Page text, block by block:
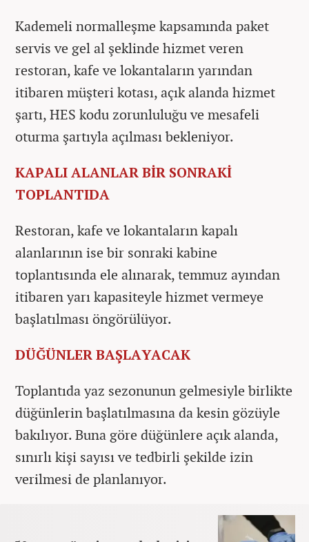
Kademeli normalleşme kapsamında paket
servis ve gel al şeklinde hizmet veren
restoran, kafe ve lokantaların yarından
itibaren müşteri kotası, açık alanda hizmet
şartı, HES kodu zorunluluğu ve mesafeli
oturma şartıyla açılması bekleniyor.
KAPALI ALANLAR BİR SONRAKİ
TOPLANTIDA
Restoran, kafe ve lokantaların kapalı
alanlarının ise bir sonraki kabine
toplantısında ele alınarak, temmuz ayından
itibaren yarı kapasiteyle hizmet vermeye
başlatılması öngörülüyor.
DÜĞÜNLER BAŞLAYACAK
Toplantıda yaz sezonunun gelmesiyle birlikte
düğünlerin başlatılmasına da kesin gözüyle
bakılıyor. Buna göre düğünlere açık alanda,
sınırlı kişi sayısı ve tedbirli şekilde izin
verilmesi de planlanıyor.